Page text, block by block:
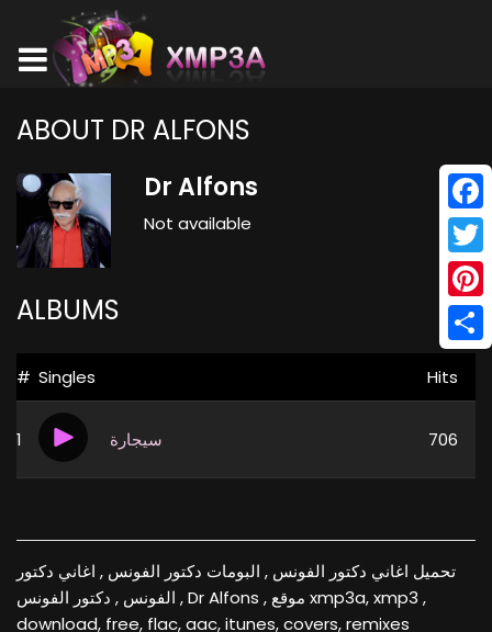
ABOUT DR ALFONS
Dr Alfons
Not available
ALBUMS
# Singles Hits
1 سيجارة 706
تحميل اغاني دكتور الفونس , البومات دكتور الفونس , اغاني دكتور
الفونس , دكتور الفونس , Dr Alfons , موقع xmp3a, xmp3 ,
download, free, flac, aac, itunes, covers, remixes